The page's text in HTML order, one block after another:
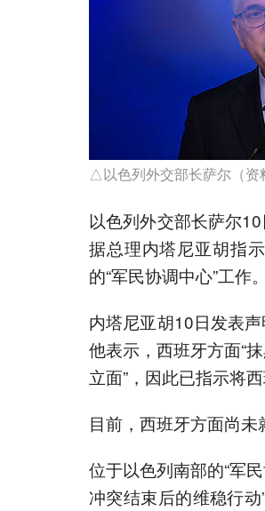
△以色列外交部长萨尔（资
以色列外交部长萨尔
据总理内塔尼亚胡指
的“军民协调中心”工作。
内塔尼亚胡10日发表声
他表示，西班牙方面“
立面”，因此已指示将
目前，西班牙方面尚未
位于以色列南部的“军
冲突结束后的维稳行